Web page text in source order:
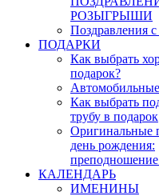
РОЗЫГРЫШИ
Поздравления с
ПОДАРКИ
Как выбрать
подарок?
Как выбрать
трубу в подарок
Оригинальные
день рождения:
КАЛЕНДАРЬ
ИМЕНИНЫ